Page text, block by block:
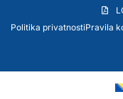
Politika privatnostiPravila